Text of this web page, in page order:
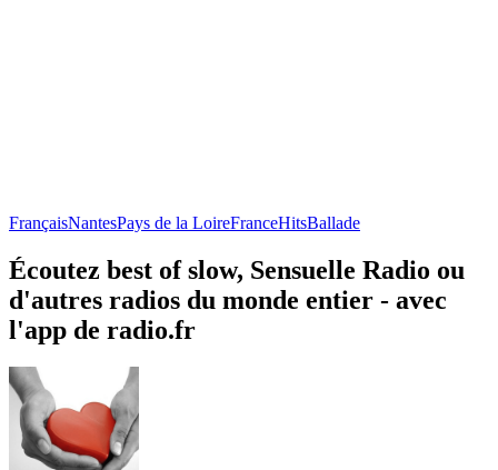
FrançaisNantesPays de la LoireFranceHitsBallade
Écoutez best of slow, Sensuelle Radio ou
d'autres radios du monde entier - avec
l'app de radio.fr